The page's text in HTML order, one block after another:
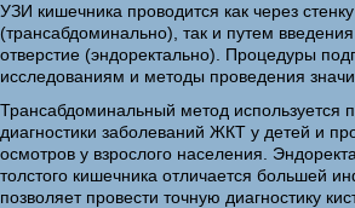
УЗИ кишечника проводится как через
(трансабдоминально), так и путем
отверстие (эндоректально). Процедуры
исследованиям и методы проведения
Трансабдоминальный метод используется
диагностики заболеваний ЖКТ у детей и
осмотров у взрослого населения.
толстого кишечника отличается большей
позволяет провести точную диагностику